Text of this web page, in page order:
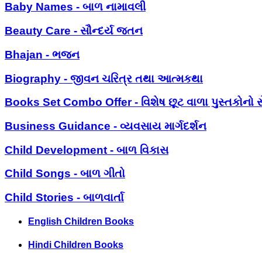
Baby Names - બાળ નામાવલી
Beauty Care - સૌન્દર્ય જતન
Bhajan - ભજન
Biography - જીવન ચરિત્ર તથા આત્મકથા
Books Set Combo Offer - વિશેષ છૂટ વાળા પુસ્તકોનો
Business Guidance - વ્યવસાય માર્ગદર્શન
Child Development - બાળ વિકાસ
Child Songs - બાળ ગીતો
Child Stories - બાળવાર્તા
English Children Books
Hindi Children Books